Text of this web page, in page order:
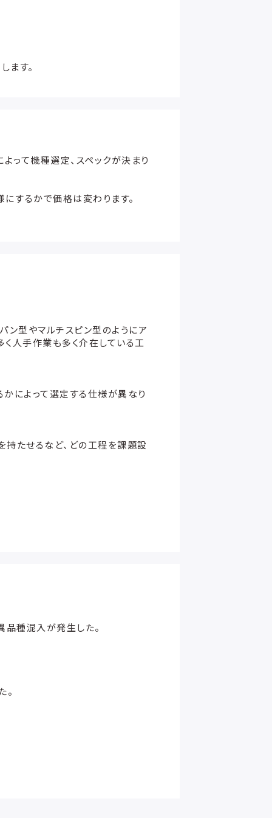
ます。
って機種選定、スペックが決まり
するかで価格は変わります。
ン型やマルチスピン型のようにア
人手作業も多く介在している工
かによって選定する仕様が異なり
持たせるなど、どの工程を課題設
種混入が発生した。